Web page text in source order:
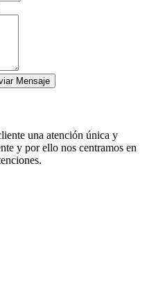
Mensaje
una atención única y
y por ello nos centramos en